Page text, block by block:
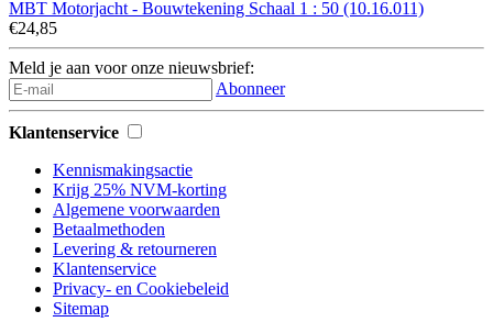
MBT Motorjacht - Bouwtekening Schaal 1 : 50 (10.16.011)
€24,85
Meld je aan voor onze nieuwsbrief:
Abonneer
Klantenservice
Kennismakingsactie
Krijg 25% NVM-korting
Algemene voorwaarden
Betaalmethoden
Levering & retourneren
Klantenservice
Privacy- en Cookiebeleid
Sitemap